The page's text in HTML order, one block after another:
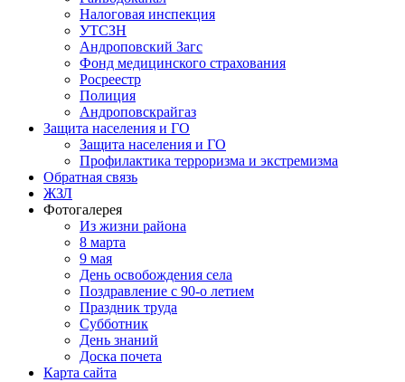
Налоговая инспекция
УТСЗН
Андроповский Загс
Фонд медицинского страхования
Росреестр
Полиция
Андроповскрайгаз
Защита населения и ГО
Защита населения и ГО
Профилактика терроризма и экстремизма
Обратная связь
ЖЗЛ
Фотогалерея
Из жизни района
8 марта
9 мая
День освобождения села
Поздравление с 90-о летием
Праздник труда
Субботник
День знаний
Доска почета
Карта сайта